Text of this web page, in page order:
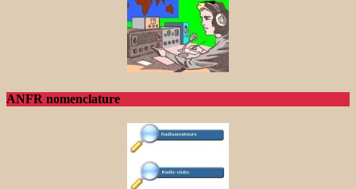
ANFR nomenclature